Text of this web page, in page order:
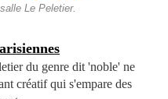
Le Peletier.
du genre dit 'noble' ne
créatif qui s'empare des